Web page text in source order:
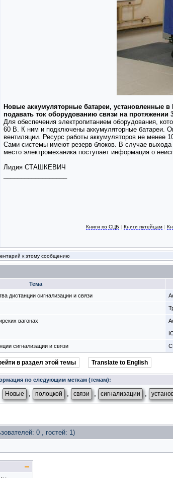
Новые аккумуляторные батареи, установленные в
подавать ток оборудованию связи на протяжении
Для обеспечения электропитанием оборудования,
60 В. К ним и подключены аккумуляторные батареи.
вентиляции. Ресурс работы аккумуляторов не менее
Сами системы имеют резерв блоков. В случае выхода
место электромеханика поступает информация о
Лидия СТАШКЕВИЧ
Книги по СЦБ | Книги путейцам |
к этому сообщению
Тема
дистанции сигнализации и связи
вагонах
сигнализации и связи
в раздел этой темы Translate to English
по следующим меткам (темам):
Новые полоцкой связи сигнализации
0 , гостей: 1)